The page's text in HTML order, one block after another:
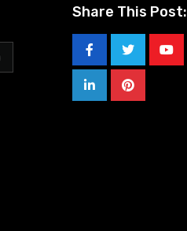
Share This Post: